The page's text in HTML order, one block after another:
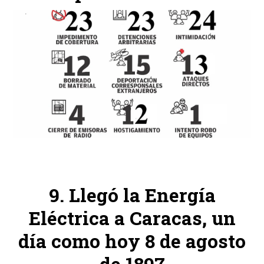
Llegó la Energía
Eléctrica a Caracas, un
día como hoy 8 de agosto